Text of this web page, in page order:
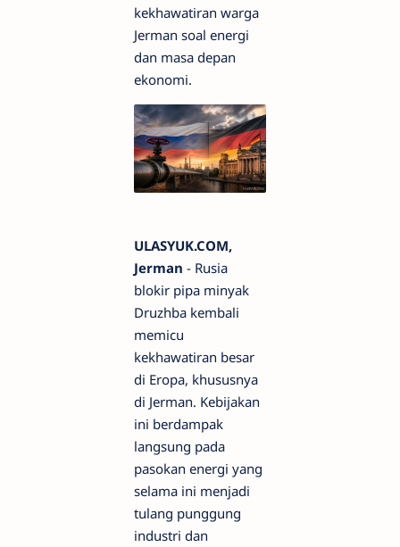
kekhawatiran warga
Jerman soal energi
dan masa depan
ekonomi.
ULASYUK.COM,
Jerman - Rusia
blokir pipa minyak
Druzhba kembali
memicu
kekhawatiran besar
di Eropa, khususnya
di Jerman. Kebijakan
ini berdampak
langsung pada
pasokan energi yang
selama ini menjadi
tulang punggung
industri dan